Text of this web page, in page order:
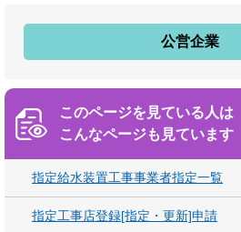
公営企業
このページを見ている人は
こんなページも見ています
指定給水装置工事事業者指定一覧
指定工事店登録[指定・更新]申請